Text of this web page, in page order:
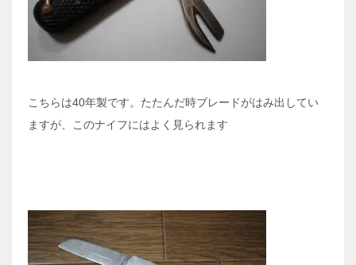
こちらは40年製です。たたんだ時ブレードがはみ出してい
ますが、このナイフにはよく見られます